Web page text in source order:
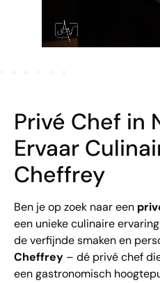
Privé Chef in
Ervaar
Cheffrey
Ben je op zoek naar een
een unieke culinaire
de verfijnde smaken en
Cheffrey – dé privé chef
een gastronomisch